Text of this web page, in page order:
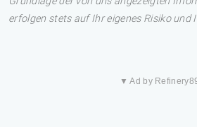
erfolgen stets auf Ihr eigenes Risiko und
▼ Ad by